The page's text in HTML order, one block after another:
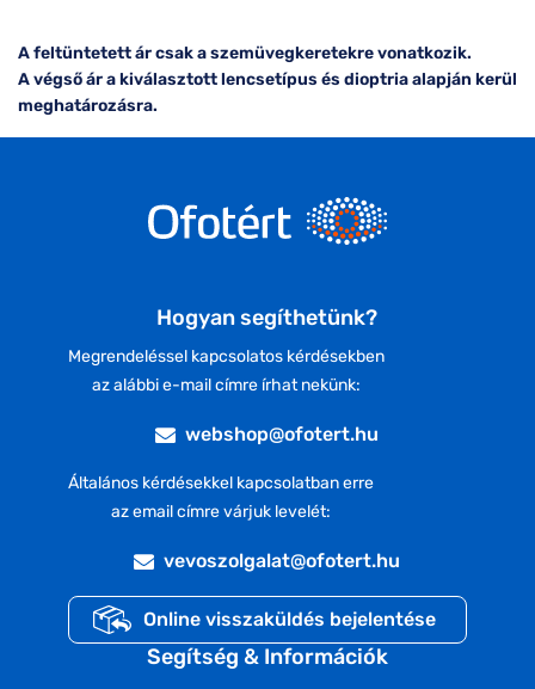
A feltüntetett ár csak a szemüvegkeretekre vonatkozik.
A végső ár a kiválasztott lencsetípus és dioptria alapján kerül
meghatározásra.
Hogyan segíthetünk?
Megrendeléssel kapcsolatos kérdésekben
az alábbi e-mail címre írhat nekünk:
webshop@ofotert.hu
Általános kérdésekkel kapcsolatban erre
az email címre várjuk levelét:
vevoszolgalat@ofotert.hu
Online visszaküldés bejelentése
Segítség & Információk